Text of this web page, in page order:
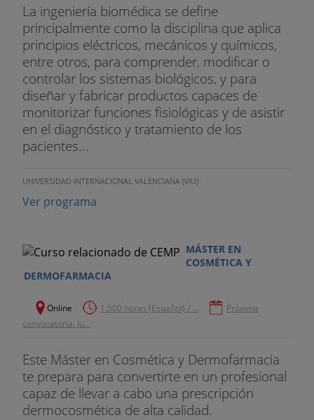
La ingeniería biomédica se define
principalmente como la disciplina que aplica
principios eléctricos, mecánicos y químicos,
entre otros, para comprender, modificar o
controlar los sistemas biológicos, y para
diseñar y fabricar productos capaces de
monitorizar funciones fisiológicas y de asistir
en el diagnóstico y tratamiento de los
pacientes...
UNIVERSIDAD INTERNACIONAL VALENCIANA (VIU)
Ver programa
MÁSTER EN
COSMÉTICA Y
DERMOFARMACIA
Online 1.500 horas (Español) / ...
Próxima
convocatoria: Ju...
Este Máster en Cosmética y Dermofarmacia
te prepara para convertirte en un profesional
capaz de llevar a cabo una prescripción
dermocosmética de alta calidad.